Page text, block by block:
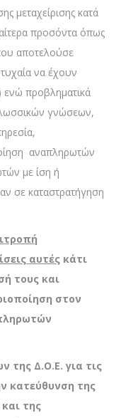
μεταχείρισης κατά
προσόντα όπως
αποτελούσε
να έχουν
ενώ προβληματικά
γνώσεων,
αναπληρωτών
με ίση ή
σε καταστρατήγηση
αυτές κάτι
τους και
στον
Δ.Ο.Ε. για τις
κατεύθυνση της
της